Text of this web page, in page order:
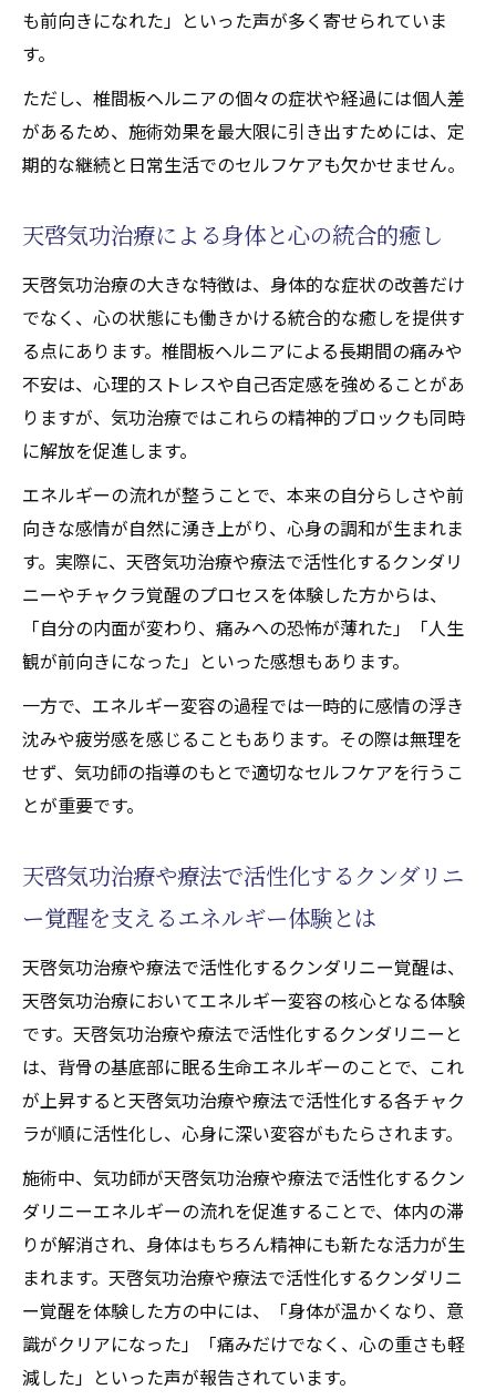
も前向きになれた」といった声が多く寄せられていま
す。
ただし、椎間板ヘルニアの個々の症状や経過には個人差
があるため、施術効果を最大限に引き出すためには、定
期的な継続と日常生活でのセルフケアも欠かせません。
天啓気功治療による身体と心の統合的癒し
天啓気功治療の大きな特徴は、身体的な症状の改善だけ
でなく、心の状態にも働きかける統合的な癒しを提供す
る点にあります。椎間板ヘルニアによる長期間の痛みや
不安は、心理的ストレスや自己否定感を強めることがあ
りますが、気功治療ではこれらの精神的ブロックも同時
に解放を促進します。
エネルギーの流れが整うことで、本来の自分らしさや前
向きな感情が自然に湧き上がり、心身の調和が生まれま
す。実際に、天啓気功治療や療法で活性化するクンダリ
ニーやチャクラ覚醒のプロセスを体験した方からは、
「自分の内面が変わり、痛みへの恐怖が薄れた」「人生
観が前向きになった」といった感想もあります。
一方で、エネルギー変容の過程では一時的に感情の浮き
沈みや疲労感を感じることもあります。その際は無理を
せず、気功師の指導のもとで適切なセルフケアを行うこ
とが重要です。
天啓気功治療や療法で活性化するクンダリニ
ー覚醒を支えるエネルギー体験とは
天啓気功治療や療法で活性化するクンダリニー覚醒は、
天啓気功治療においてエネルギー変容の核心となる体験
です。天啓気功治療や療法で活性化するクンダリニーと
は、背骨の基底部に眠る生命エネルギーのことで、これ
が上昇すると天啓気功治療や療法で活性化する各チャク
ラが順に活性化し、心身に深い変容がもたらされます。
施術中、気功師が天啓気功治療や療法で活性化するクン
ダリニーエネルギーの流れを促進することで、体内の滞
りが解消され、身体はもちろん精神にも新たな活力が生
まれます。天啓気功治療や療法で活性化するクンダリニ
ー覚醒を体験した方の中には、「身体が温かくなり、意
識がクリアになった」「痛みだけでなく、心の重さも軽
減した」といった声が報告されています。